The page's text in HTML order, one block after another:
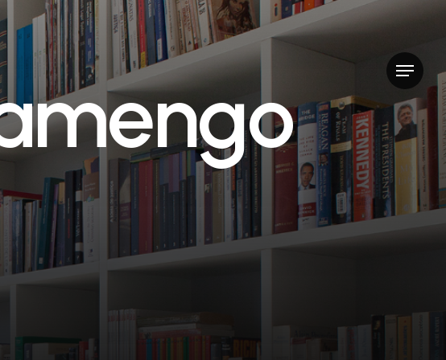
Menu
mengo